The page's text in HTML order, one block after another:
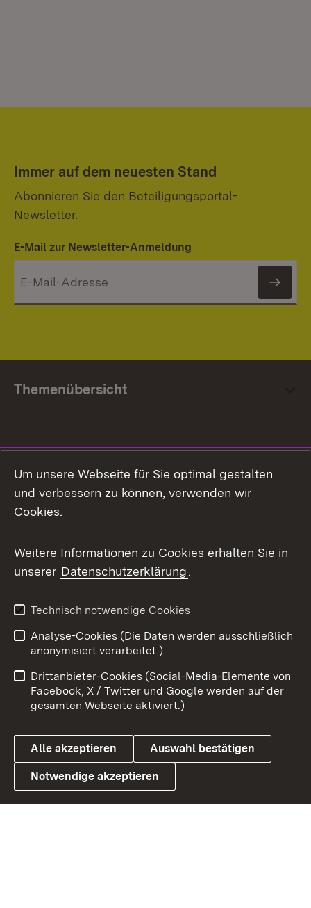
Immer auf dem neuesten Stand
Abonnieren Sie den Beteiligungsportal-
Newsletter.
E-Mail zur Newsletter-Anmeldung
Themenübersicht
Facebook
X / Twitter
Youtube
Link zum Landesportal
Impressum
Kontakt
Barrierefreiheit
Datenschutz
Cookies
Um unsere Webseite für Sie optimal gestalten
und verbessern zu können, verwenden wir
Cookies.
Weitere Informationen zu Cookies erhalten Sie in
unserer Datenschutzerklärung.
Technisch notwendige Cookies
Analyse-Cookies (Die Daten werden ausschließlich
anonymisiert verarbeitet.)
Drittanbieter-Cookies (Social-Media-Elemente von
Facebook, X / Twitter und Google werden auf der
gesamten Webseite aktiviert.)
Alle akzeptieren Auswahl bestätigen
Notwendige akzeptieren